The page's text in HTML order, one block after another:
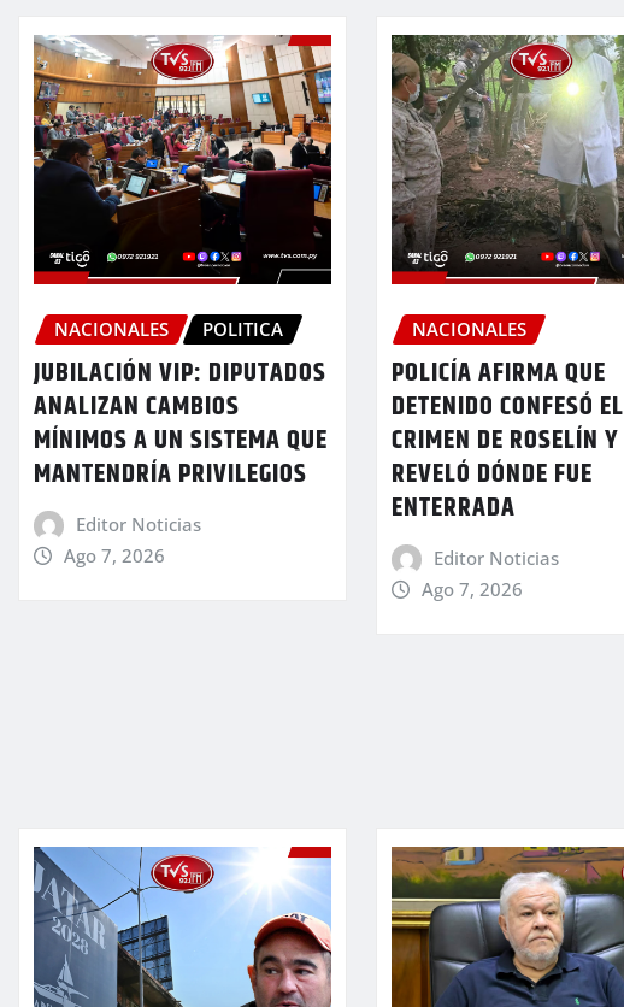
NACIONALES POLITICA
JUBILACIÓN VIP: DIPUTADOS
ANALIZAN CAMBIOS
MÍNIMOS A UN SISTEMA QUE
MANTENDRÍA PRIVILEGIOS
Editor Noticias
Ago 7, 2026
NACIONALES
POLICÍA AFIRMA QUE
DETENIDO CONFESÓ EL
CRIMEN DE ROSELÍN Y
REVELÓ DÓNDE FUE
ENTERRADA
Editor Noticias
Ago 7, 2026